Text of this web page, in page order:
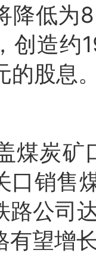
降低为
创造约
的股息
煤炭
口销售
路公司
有望增